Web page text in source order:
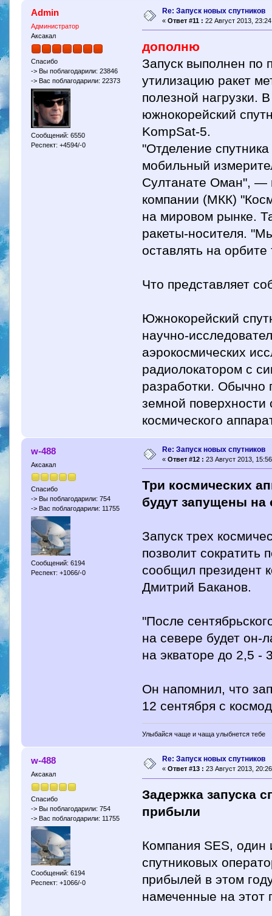
Admin
Администратор
Аксакал
Спасибо
-> Вы поблагодарили: 23846
-> Вас поблагодарили: 22373
Сообщений: 6550
Респект: +4594/-0
Re: Запуск новых спутников
« Ответ #11 : 22 Август 2013,
дополню
Запуск выполнен по
утилизацию ракет
полезной нагрузки.
южнокорейский
KompSat-5.
"Отделение
мобильный
Султанате Оман", —
компании (МКК)
на мировом рынке.
ракеты-носителя.
оставлять на
Что представляет
Южнокорейский
научно-
аэрокосмических
радиолокатором с
разработки. Обычно
земной
космического
w-488
Аксакал
Спасибо
-> Вы поблагодарили: 754
-> Вас поблагодарили: 11755
Сообщений: 6194
Респект: +1066/-0
Re: Запуск новых спутников
« Ответ #12 : 23 Август 2013,
Три космических
будут запущены на
Запуск трех
позволит
сообщил президент
Дмитрий Баканов.
"После
на севере будет он-
на экваторе до 2,5 -
Он напомнил, что
12 сентября с
Улыбайся чаще и чаща улыбнется тебе
w-488
Аксакал
Спасибо
-> Вы поблагодарили: 754
-> Вас поблагодарили: 11755
Сообщений: 6194
Респект: +1066/-0
Re: Запуск новых спутников
« Ответ #13 : 23 Август 2013,
Задержка запуска
прибыли
Компания SES, один
спутниковых
прибылей в этом
намеченные на этот